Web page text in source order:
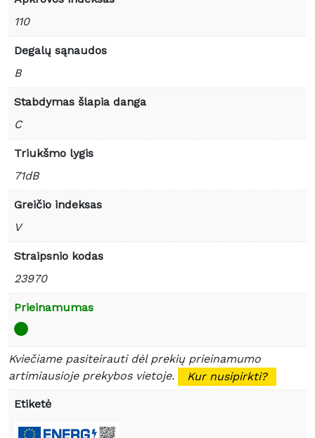
110
Degalų sąnaudos
B
Stabdymas šlapia danga
C
Triukšmo lygis
71dB
Greičio indeksas
V
Straipsnio kodas
23970
Prieinamumas
Kviečiame pasiteirauti dėl prekių prieinamumo
artimiausioje prekybos vietoje.
Kur nusipirkti?
Etiketė